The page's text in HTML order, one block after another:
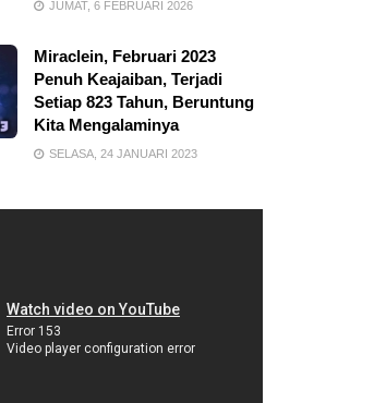
JUMAT, 6 FEBRUARI 2026
Miraclein, Februari 2023
Penuh Keajaiban, Terjadi
Setiap 823 Tahun, Beruntung
Kita Mengalaminya
SELASA, 24 JANUARI 2023